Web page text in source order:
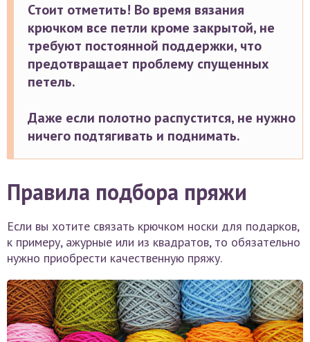
Стоит отметить! Во время вязания
крючком все петли кроме закрытой, не
требуют постоянной поддержки, что
предотвращает проблему спущенных
петель.
Даже если полотно распустится, не нужно
ничего подтягивать и поднимать.
Правила подбора пряжи
Если вы хотите связать крючком носки для подарков,
к примеру, ажурные или из квадратов, то обязательно
нужно приобрести качественную пряжу.